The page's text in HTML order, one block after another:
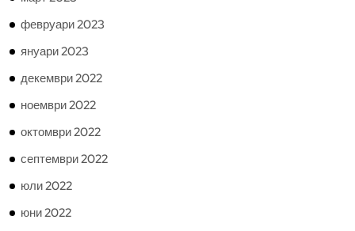
февруари 2023
януари 2023
декември 2022
ноември 2022
октомври 2022
септември 2022
юли 2022
юни 2022